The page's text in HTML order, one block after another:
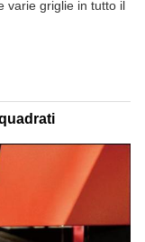
varie griglie in tutto il